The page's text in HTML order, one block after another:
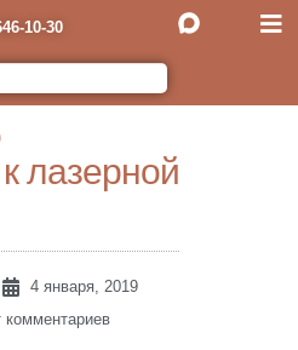
10-30
лазерной
4 января, 2019
комментариев